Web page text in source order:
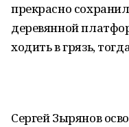
прекрасно
деревянной
ходить в грязь,
Сергей Зырянов